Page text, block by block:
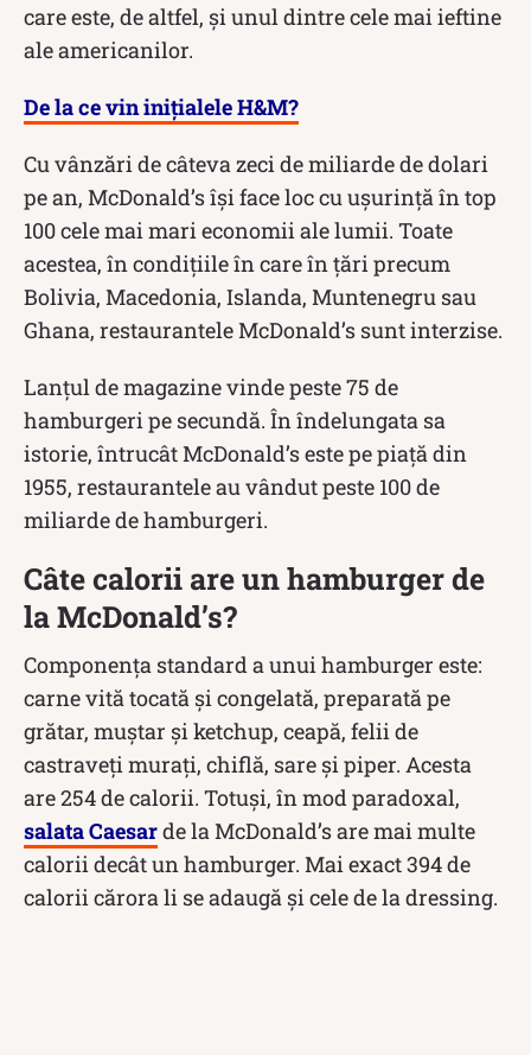
care este, de altfel, și unul dintre cele mai ieftine
ale americanilor.
De la ce vin inițialele H&M?
Cu vânzări de câteva zeci de miliarde de dolari
pe an, McDonald’s își face loc cu ușurință în top
100 cele mai mari economii ale lumii. Toate
acestea, în condițiile în care în țări precum
Bolivia, Macedonia, Islanda, Muntenegru sau
Ghana, restaurantele McDonald’s sunt interzise.
Lanțul de magazine vinde peste 75 de
hamburgeri pe secundă. În îndelungata sa
istorie, întrucât McDonald’s este pe piață din
1955, restaurantele au vândut peste 100 de
miliarde de hamburgeri.
Câte calorii are un hamburger de
la McDonald’s?
Componența standard a unui hamburger este:
carne vită tocată şi congelată, preparată pe
grătar, muştar şi ketchup, ceapă, felii de
castraveţi muraţi, chiflă, sare şi piper. Acesta
are 254 de calorii. Totuși, în mod paradoxal,
salata Caesarde la McDonald’s are mai multe
calorii decât un hamburger. Mai exact 394 de
calorii cărora li se adaugă și cele de la dressing.